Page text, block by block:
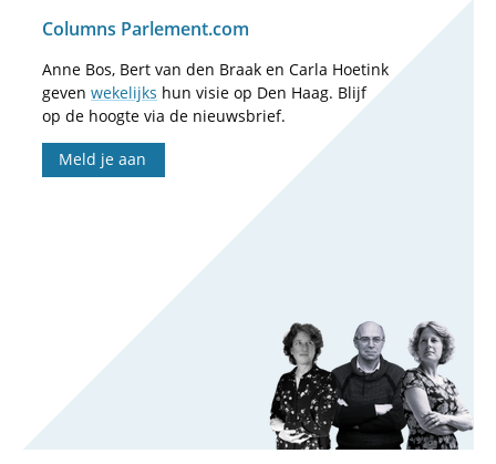
Columns Parlement.com
Anne Bos, Bert van den Braak en Carla Hoetink
geven wekelijks hun visie op Den Haag. Blijf
op de hoogte via de nieuwsbrief.
Meld je aan